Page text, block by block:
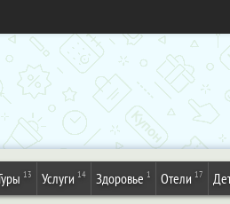
13 Услуги 14 Здоровье 1 Отели 17